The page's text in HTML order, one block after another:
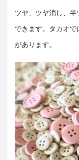
ツヤ、ツヤ消し、
できます。タカオ
があります。